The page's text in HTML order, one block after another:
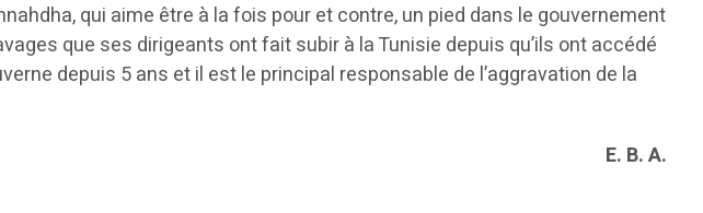
qui aime être à la fois pour et contre, un pied dans le gouvernement
que ses dirigeants ont fait subir à la Tunisie depuis qu’ils ont accédé
depuis 5 ans et il est le principal responsable de l’aggravation de la
E. B. A.